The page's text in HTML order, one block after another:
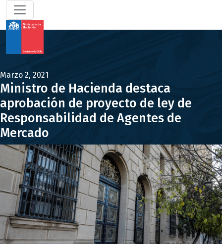
Marzo 2, 2021
Ministro de Hacienda destaca
aprobación de proyecto de ley de
Responsabilidad de Agentes de
Mercado